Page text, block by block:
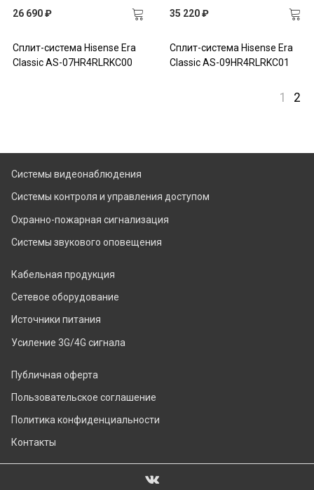
26 690 ₽
Сплит-система Hisense Era
Classic AS-07HR4RLRKC00
35 220 ₽
Сплит-система Hisense Era
Classic AS-09HR4RLRKC01
1 2
Системы видеонаблюдения
Системы контроля и управления доступом
Охранно-пожарная сигнализация
Системы звукового оповещения
Кабельная продукция
Сетевое оборудование
Источники питания
Усиление 3G/4G сигнала
Публичная оферта
Пользовательское соглашение
Политика конфиденциальности
Контакты